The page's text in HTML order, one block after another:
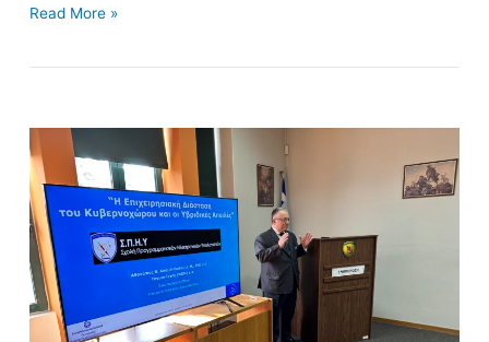
Read More »
Συμμετοχή
των
σπουδαστών
της
ΣΠΗΥ
σε
ομιλία
με
θέμα,